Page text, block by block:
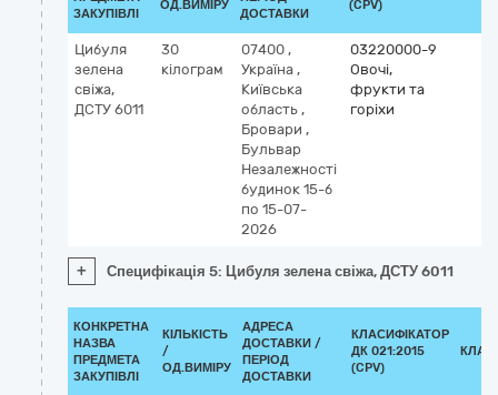
ЗАКУПІВЛІ
ОД.ВИМІРУ
ДОСТАВКИ
(CPV)
Цибуля
зелена
свіжа,
ДСТУ 6011
30
кілограм
07400 ,
Україна ,
Київська
область ,
Бровари ,
Бульвар
Незалежності
будинок 15-б
по 15-07-
2026
03220000-9
Овочі,
фрукти та
горіхи
+ Специфікація 5: Цибуля зелена свіжа, ДСТУ 6011
КОНКРЕТНА
НАЗВА
ПРЕДМЕТА
ЗАКУПІВЛІ
КІЛЬКІСТЬ
/
ОД.ВИМІРУ
АДРЕСА
ДОСТАВКИ /
ПЕРІОД
ДОСТАВКИ
КЛАСИФІКАТОР
ДК 021:2015
(CPV)